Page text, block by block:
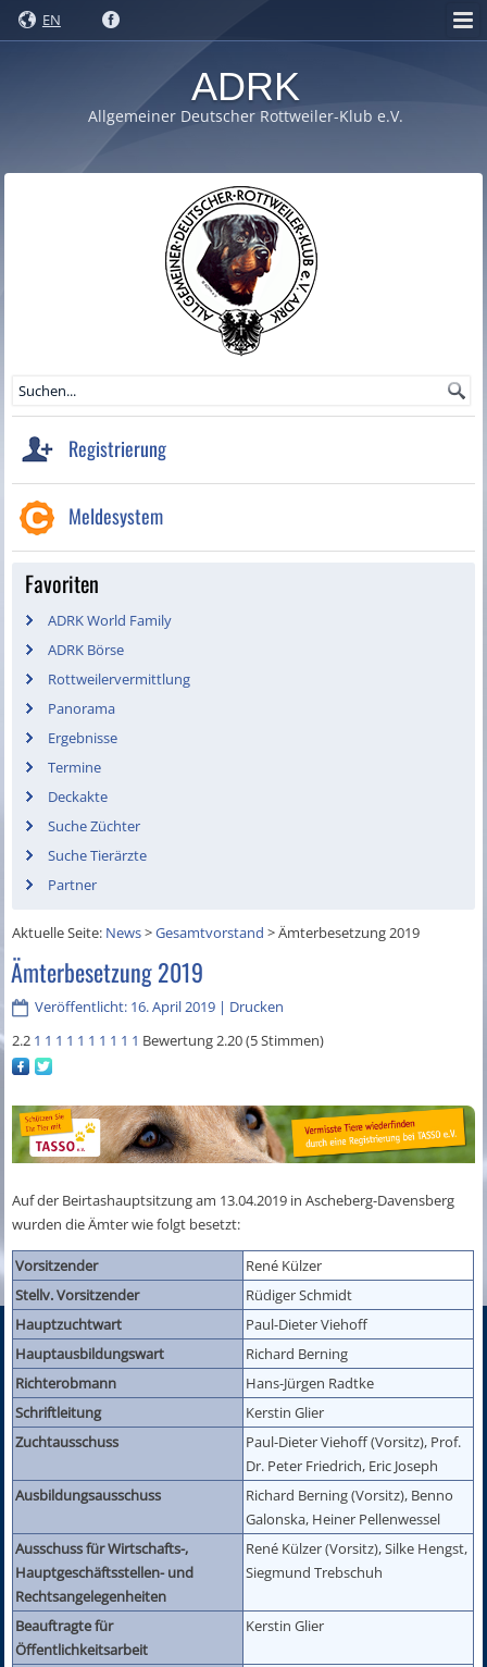
EN
ADRK
Allgemeiner Deutscher Rottweiler-Klub e.V.
Registrierung
Meldesystem
Favoriten
ADRK World Family
ADRK Börse
Rottweilervermittlung
Panorama
Ergebnisse
Termine
Deckakte
Suche Züchter
Suche Tierärzte
Partner
Aktuelle Seite: News>Gesamtvorstand >Ämterbesetzung 2019
Ämterbesetzung 2019
Veröffentlicht: 16. April 2019 | Drucken
2.2 1 1 1 1 1 1 1 1 1 1 Bewertung 2.20 (5 Stimmen)
Auf der Beirtashauptsitzung am 13.04.2019 in Ascheberg-Davensberg
wurden die Ämter wie folgt besetzt:
Vorsitzender
René Külzer
Stellv. Vorsitzender
Rüdiger Schmidt
Hauptzuchtwart
Paul-Dieter Viehoff
Hauptausbildungswart
Richard Berning
Richterobmann
Hans-Jürgen Radtke
Schriftleitung
Kerstin Glier
Zuchtausschuss
Paul-Dieter Viehoff (Vorsitz), Prof.
Dr. Peter Friedrich, Eric Joseph
Ausbildungsausschuss
Richard Berning (Vorsitz), Benno
Galonska, Heiner Pellenwessel
Ausschuss für Wirtschafts-,
Hauptgeschäftsstellen- und
Rechtsangelegenheiten
René Külzer (Vorsitz), Silke Hengst,
Siegmund Trebschuh
Beauftragte für
Öffentlichkeitsarbeit
Kerstin Glier